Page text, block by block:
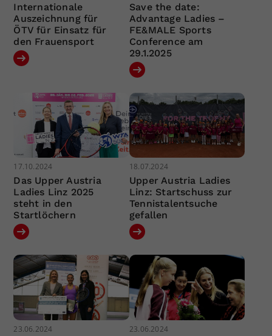
Internationale
Auszeichnung für
ÖTV für Einsatz für
den Frauensport
Save the date:
Advantage Ladies –
FE&MALE Sports
Conference am
29.1.2025
17.10.2024
Das Upper Austria
Ladies Linz 2025
steht in den
Startlöchern
18.07.2024
Upper Austria Ladies
Linz: Startschuss zur
Tennistalentsuche
gefallen
23.06.2024 23.06.2024